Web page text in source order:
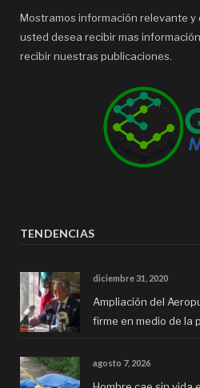
Mostramos información relevante y
usted desea recibir mas
recibir nuestras publicaciones.
TENDENCIAS
diciembre 31, 2020
Ampliación del
firme en medio de la
agosto 7, 2026